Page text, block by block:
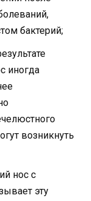
бактерий;
иногда
возникнуть
нос с
эту